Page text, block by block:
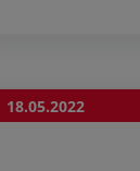
18.05.2022